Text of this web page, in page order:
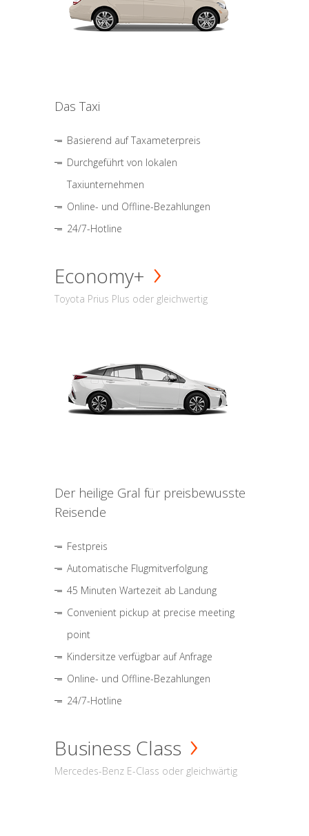
Das Taxi
Basierend auf Taxameterpreis
Durchgeführt von lokalen
Taxiunternehmen
Online- und Offline-Bezahlungen
24/7-Hotline
Economy+
Toyota Prius Plus oder gleichwertig
Der heilige Gral für preisbewusste
Reisende
Festpreis
Automatische Flugmitverfolgung
45 Minuten Wartezeit ab Landung
Convenient pickup at precise meeting
point
Kindersitze verfügbar auf Anfrage
Online- und Offline-Bezahlungen
24/7-Hotline
Business Class
Mercedes-Benz E-Class oder gleichwärtig